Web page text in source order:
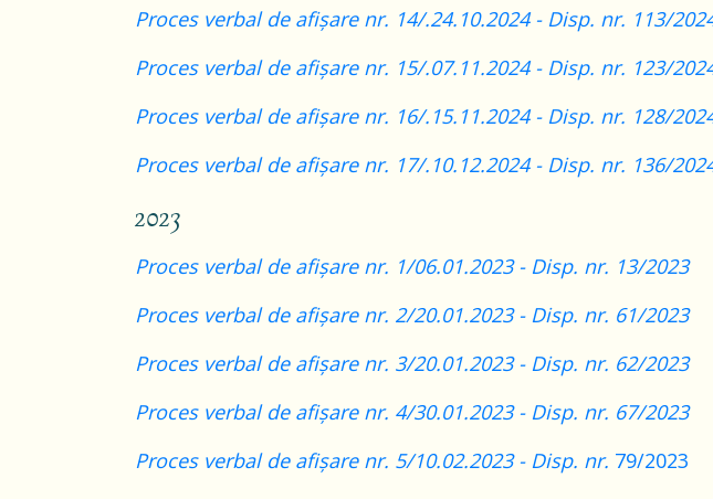
Proces verbal de afișare nr. 14/.24.10.2024 - Disp. nr. 113/
Proces verbal de afișare nr. 15/.07.11.2024 - Disp. nr. 123/
Proces verbal de afișare nr. 16/.15.11.2024 - Disp. nr. 128/
Proces verbal de afișare nr. 17/.10.12.2024 - Disp. nr. 136/
2023
Proces verbal de afișare nr. 1/06.01.2023 - Disp. nr. 13/2023
Proces verbal de afișare nr. 2/20.01.2023 - Disp. nr. 61/2023
Proces verbal de afișare nr. 3/20.01.2023 - Disp. nr. 62/2023
Proces verbal de afișare nr. 4/30.01.2023 - Disp. nr. 67/2023
Proces verbal de afișare nr. 5/10.02.2023 - Disp. nr. 79/2023